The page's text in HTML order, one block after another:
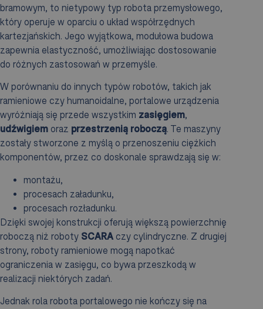
bramowym, to nietypowy typ robota przemysłowego,
który operuje w oparciu o układ współrzędnych
kartezjańskich. Jego wyjątkowa, modułowa budowa
zapewnia elastyczność, umożliwiając dostosowanie
do różnych zastosowań w przemyśle.
W porównaniu do innych typów robotów, takich jak
ramieniowe czy humanoidalne, portalowe urządzenia
wyróżniają się przede wszystkim zasięgiem,
udźwigiem oraz przestrzenią roboczą. Te maszyny
zostały stworzone z myślą o przenoszeniu ciężkich
komponentów, przez co doskonale sprawdzają się w:
montażu,
procesach załadunku,
procesach rozładunku.
Dzięki swojej konstrukcji oferują większą powierzchnię
roboczą niż roboty SCARA czy cylindryczne. Z drugiej
strony, roboty ramieniowe mogą napotkać
ograniczenia w zasięgu, co bywa przeszkodą w
realizacji niektórych zadań.
Jednak rola robota portalowego nie kończy się na